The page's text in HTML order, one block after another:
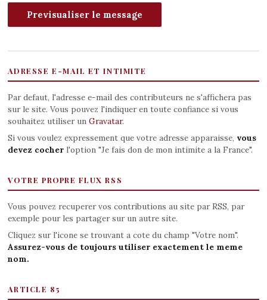
ADRESSE E-MAIL ET INTIMITE
Par defaut, l'adresse e-mail des contributeurs ne s'affichera pas
sur le site. Vous pouvez l'indiquer en toute confiance si vous
souhaitez utiliser un Gravatar.
Si vous voulez expressement que votre adresse apparaisse, vous
devez cocherl'option "Je fais don de mon intimite a la France".
VOTRE PROPRE FLUX RSS
Vous pouvez recuperer vos contributions au site par RSS, par
exemple pour les partager sur un autre site.
Cliquez sur l'icone se trouvant a cote du champ "Votre nom".
Assurez-vous de toujours utiliser exactement le meme
nom.
ARTICLE 85